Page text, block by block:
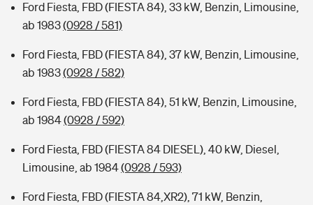
Ford Fiesta, FBD (FIESTA 84), 33 kW, Benzin, Limousine,
ab 1983(0928 / 581)
Ford Fiesta, FBD (FIESTA 84), 37 kW, Benzin, Limousine,
ab 1983(0928 / 582)
Ford Fiesta, FBD (FIESTA 84), 51 kW, Benzin, Limousine,
ab 1984(0928 / 592)
Ford Fiesta, FBD (FIESTA 84 DIESEL), 40 kW, Diesel,
Limousine, ab 1984(0928 / 593)
Ford Fiesta, FBD (FIESTA 84,XR2), 71 kW, Benzin,